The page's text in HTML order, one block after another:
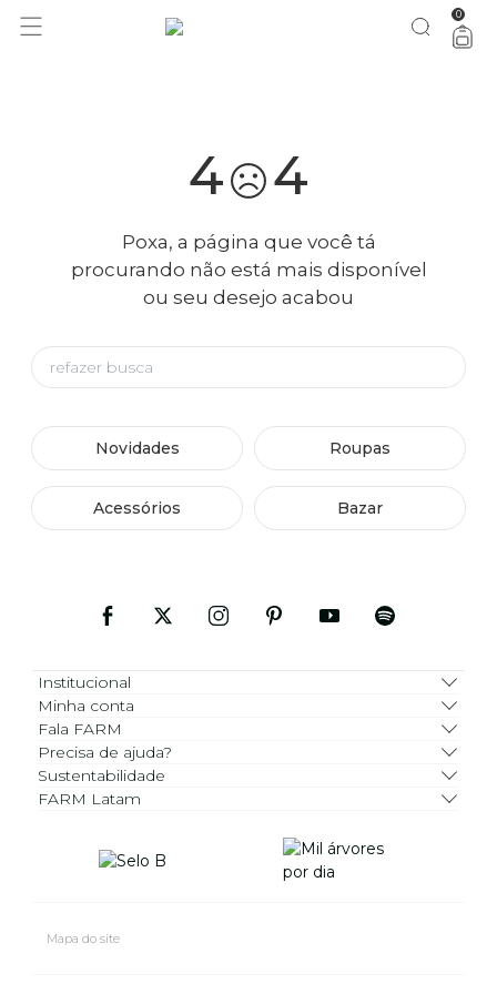
você merece 30% OFF pra comemorar com a gente aproveita! 0
4 4
Poxa, a página que você tá
procurando não está mais disponível
ou seu desejo acabou
Novidades Roupas
Acessórios Bazar
Institucional
Minha conta
Fala FARM
Precisa de ajuda?
Sustentabilidade
FARM Latam
Mapa do site